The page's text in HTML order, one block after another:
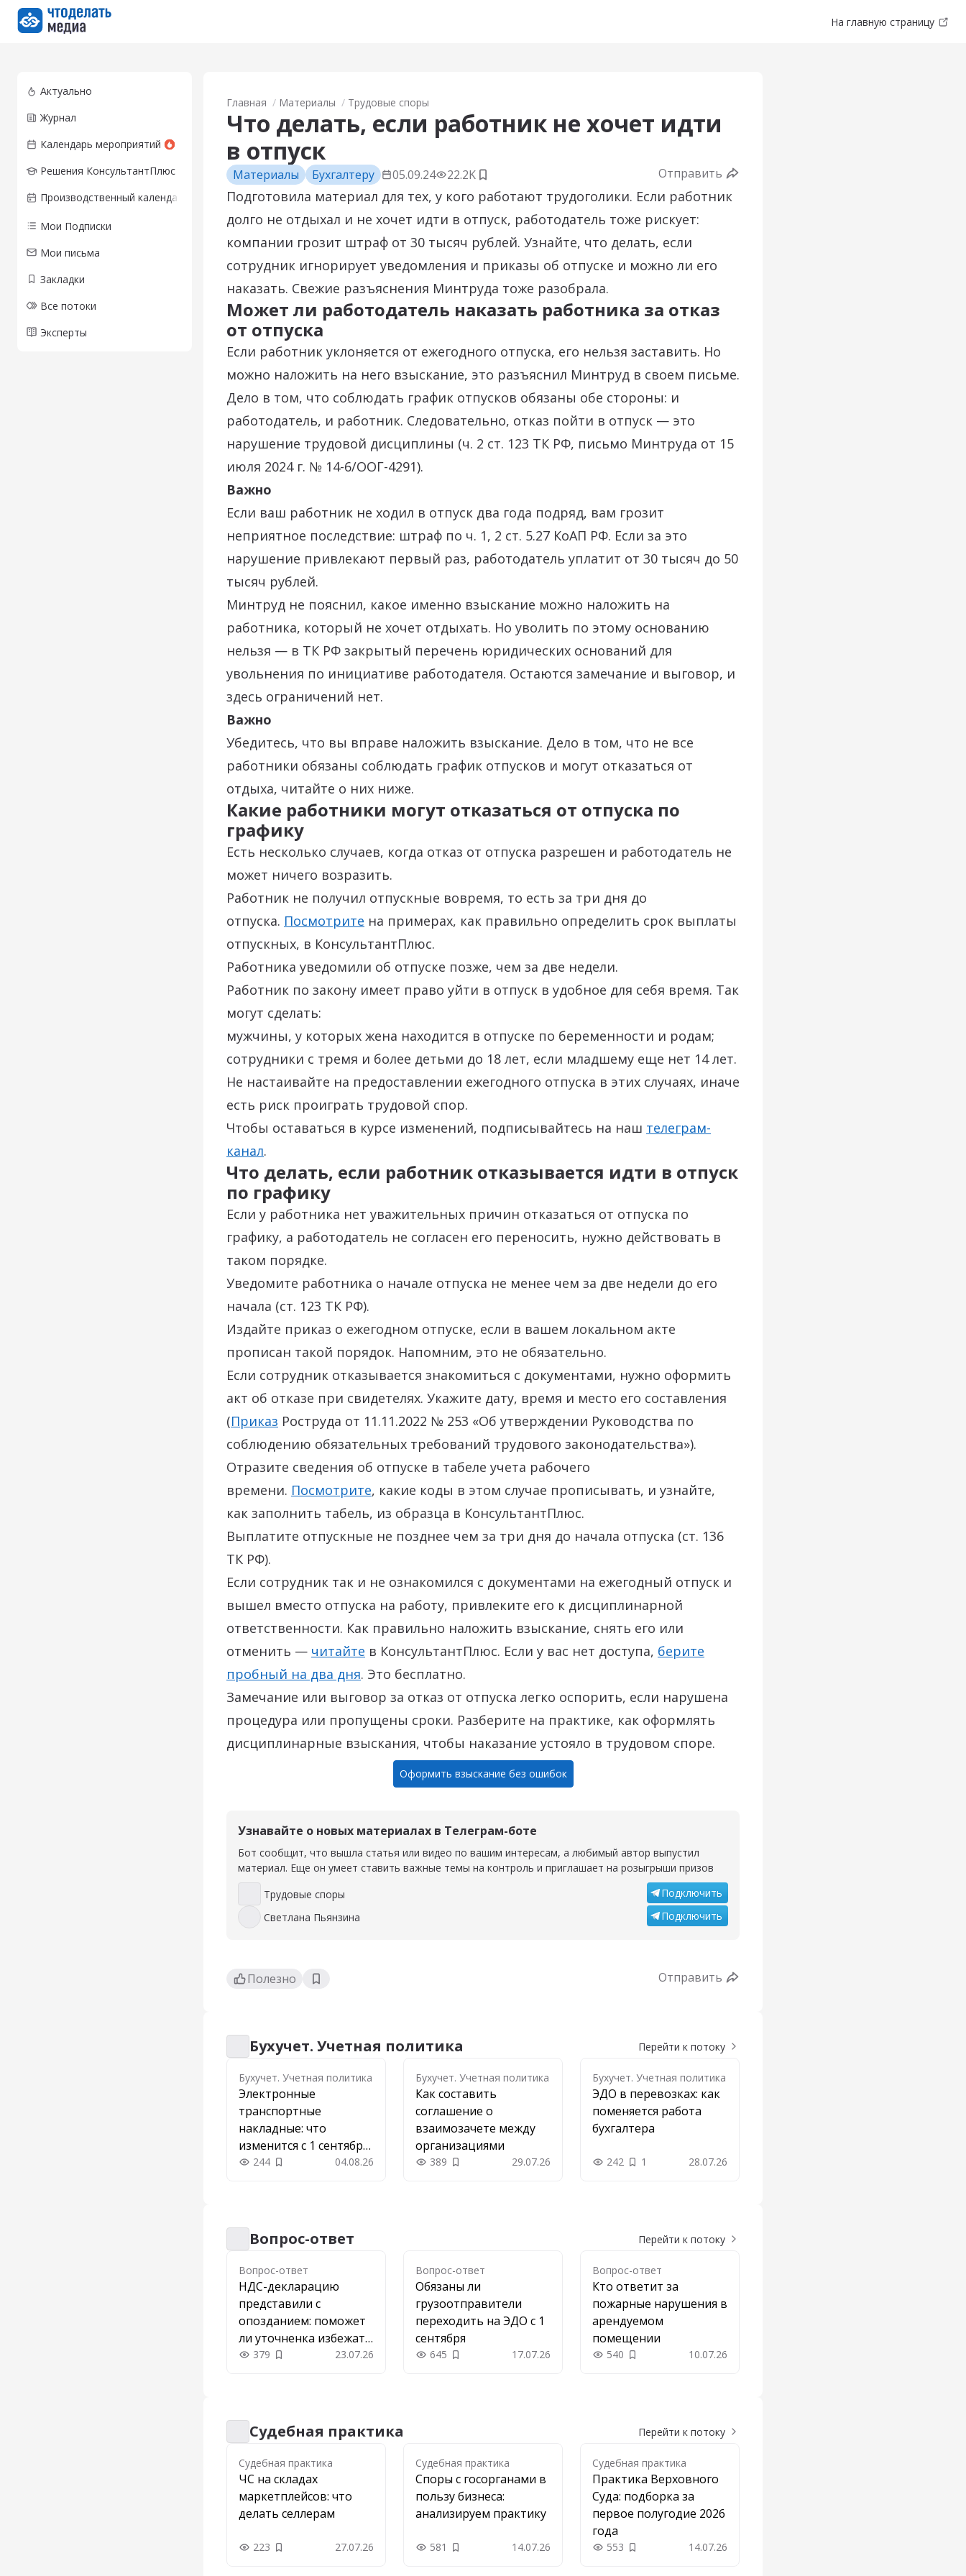
Перейти на главную страницу На главную страницу
Актуально
Журнал
Календарь мероприятий
Решения КонсультантПлюс
Производственный календарь
Мои Подписки
Мои письма
Закладки
Все потоки
Эксперты
Главная Материалы Трудовые споры
Что делать, если работник не хочет идти
в отпуск
Материалы Бухгалтеру 05.09.24 22.2K Добавить в закладки
Отправить
Подготовила материал для тех, у кого работают трудоголики. Если работник
долго не отдыхал и не хочет идти в отпуск, работодатель тоже рискует:
компании грозит штраф от 30 тысяч рублей. Узнайте, что делать, если
сотрудник игнорирует уведомления и приказы об отпуске и можно ли его
наказать. Свежие разъяснения Минтруда тоже разобрала.
Может ли работодатель наказать работника за отказ
от отпуска
Если работник уклоняется от ежегодного отпуска, его нельзя заставить. Но
можно наложить на него взыскание, это разъяснил Минтруд в своем письме.
Дело в том, что соблюдать график отпусков обязаны обе стороны: и
работодатель, и работник. Следовательно, отказ пойти в отпуск — это
нарушение трудовой дисциплины (ч. 2 ст. 123 ТК РФ, письмо Минтруда от 15
июля 2024 г. № 14-6/ООГ-4291).
Важно
Если ваш работник не ходил в отпуск два года подряд, вам грозит
неприятное последствие: штраф по ч. 1, 2 ст. 5.27 КоАП РФ. Если за это
нарушение привлекают первый раз, работодатель уплатит от 30 тысяч до 50
тысяч рублей.
Минтруд не пояснил, какое именно взыскание можно наложить на
работника, который не хочет отдыхать. Но уволить по этому основанию
нельзя — в ТК РФ закрытый перечень юридических оснований для
увольнения по инициативе работодателя. Остаются замечание и выговор, и
здесь ограничений нет.
Важно
Убедитесь, что вы вправе наложить взыскание. Дело в том, что не все
работники обязаны соблюдать график отпусков и могут отказаться от
отдыха, читайте о них ниже.
Какие работники могут отказаться от отпуска по
графику
Есть несколько случаев, когда отказ от отпуска разрешен и работодатель не
может ничего возразить.
Работник не получил отпускные вовремя, то есть за три дня до
отпуска. Посмотрите на примерах, как правильно определить срок выплаты
отпускных, в КонсультантПлюс.
Работника уведомили об отпуске позже, чем за две недели.
Работник по закону имеет право уйти в отпуск в удобное для себя время. Так
могут сделать:
мужчины, у которых жена находится в отпуске по беременности и родам;
сотрудники с тремя и более детьми до 18 лет, если младшему еще нет 14 лет.
Не настаивайте на предоставлении ежегодного отпуска в этих случаях, иначе
есть риск проиграть трудовой спор.
Чтобы оставаться в курсе изменений, подписывайтесь на наш телеграм-
канал.
Что делать, если работник отказывается идти в отпуск
по графику
Если у работника нет уважительных причин отказаться от отпуска по
графику, а работодатель не согласен его переносить, нужно действовать в
таком порядке.
Уведомите работника о начале отпуска не менее чем за две недели до его
начала (ст. 123 ТК РФ).
Издайте приказ о ежегодном отпуске, если в вашем локальном акте
прописан такой порядок. Напомним, это не обязательно.
Если сотрудник отказывается знакомиться с документами, нужно оформить
акт об отказе при свидетелях. Укажите дату, время и место его составления
(Приказ Роструда от 11.11.2022 № 253 «Об утверждении Руководства по
соблюдению обязательных требований трудового законодательства»).
Отразите сведения об отпуске в табеле учета рабочего
времени. Посмотрите, какие коды в этом случае прописывать, и узнайте,
как заполнить табель, из образца в КонсультантПлюс.
Выплатите отпускные не позднее чем за три дня до начала отпуска (ст. 136
ТК РФ).
Если сотрудник так и не ознакомился с документами на ежегодный отпуск и
вышел вместо отпуска на работу, привлеките его к дисциплинарной
ответственности. Как правильно наложить взыскание, снять его или
отменить — читайте в КонсультантПлюс. Если у вас нет доступа, берите
пробный на два дня. Это бесплатно.
Замечание или выговор за отказ от отпуска легко оспорить, если нарушена
процедура или пропущены сроки. Разберите на практике, как оформлять
дисциплинарные взыскания, чтобы наказание устояло в трудовом споре.
Оформить взыскание без ошибок
Узнавайте о новых материалах в Телеграм-боте
Бот сообщит, что вышла статья или видео по вашим интересам, а любимый автор выпустил
материал. Еще он умеет ставить важные темы на контроль и приглашает на розыгрыши призов
Трудовые споры
Трудовые споры Подключить
Светлана Пьянзина
Светлана Пьянзина Подключить
Полезно Отправить
Бухучет. Учетная политика
Бухучет. Учетная политика Перейти к потоку
Бухучет. Учетная политика
Электронные
транспортные
накладные: что
изменится с 1 сентября
и как перейти
244 Добавить в закладки
04.08.26
Бухучет. Учетная политика
Как составить
соглашение о
взаимозачете между
организациями
389 Добавить в закладки
29.07.26
Бухучет. Учетная политика
ЭДО в перевозках: как
поменяется работа
бухгалтера
242 1 28.07.26
Вопрос-ответ
Вопрос-ответ Перейти к потоку
Вопрос-ответ
НДС-декларацию
представили с
опозданием: поможет
ли уточненка избежать
штрафа
379 Добавить в закладки
23.07.26
Вопрос-ответ
Обязаны ли
грузоотправители
переходить на ЭДО с 1
сентября
645 Добавить в закладки
17.07.26
Вопрос-ответ
Кто ответит за
пожарные нарушения в
арендуемом
помещении
540 Добавить в закладки
10.07.26
Судебная практика
Судебная практика Перейти к потоку
Судебная практика
ЧС на складах
маркетплейсов: что
делать селлерам
223 Добавить в закладки
27.07.26
Судебная практика
Споры с госорганами в
пользу бизнеса:
анализируем практику
581 Добавить в закладки
14.07.26
Судебная практика
Практика Верховного
Суда: подборка за
первое полугодие 2026
года
553 Добавить в закладки
14.07.26